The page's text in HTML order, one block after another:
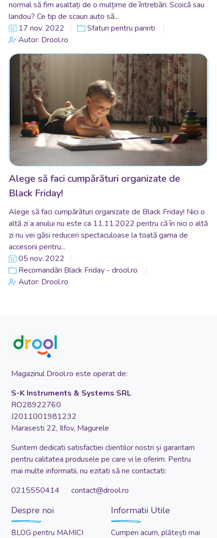
normal să fim asaltați de o mulțime de întrebări: Scoică sau
landou? Ce tip de scaun auto să...
17 nov. 2022
Sfaturi pentru parinti
Autor: Drool.ro
Alege să faci cumpărături organizate de
Black Friday!
Alege să faci cumpărături organizate de Black Friday! Nici o
altă zi a anului nu este ca 11.11.2022 pentru că în nici o altă
zi nu vei găsi reduceri spectaculoase la toată gama de
accesorii pentru...
05 nov. 2022
Recomandări Black Friday - drool.ro
Autor: Drool.ro
Magazinul Drool.ro este operat de:
S-K Instruments & Systems SRL
RO28922760
J2011001981232
Marasesti 22, Ilfov, Magurele
Suntem dedicati satisfactiei clientilor nostri și garantam
pentru calitatea produsele pe care vi le oferim. Pentru
mai multe informatii, nu ezitati să ne contactati:
0215550414 contact@drool.ro
Despre noi
BLOG pentru MAMICI
Informatii Utile
Cumperi acum, plătești mai